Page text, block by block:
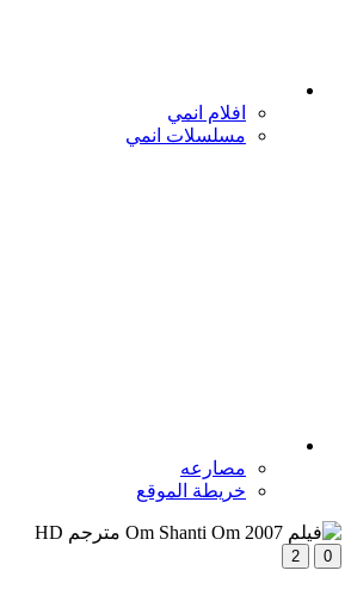
افلام انمي
مسلسلات انمي
مصارعه
خريطة الموقع
0
2